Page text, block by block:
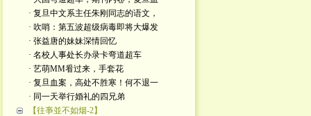
· 复旦中文系主任朱刚同志的语文，
· 吹哨：第五波超级病毒即将大爆发
· 张益唐的妹妹深情回忆
· 名校人事处长办录卡弯道超车
· 艺萌MM㸔过来，手套花
· 复旦血案，高处不胜寒！何不退一
· 同一天举行婚礼的四兄弟
【往亊並不如烟-2】